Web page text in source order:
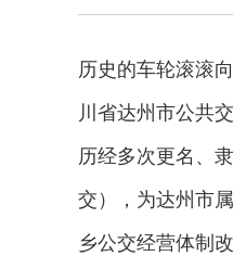
历史的车轮滚滚
川省达州市公共
历经多次更名、
交），为达州市
乡公交经营体制